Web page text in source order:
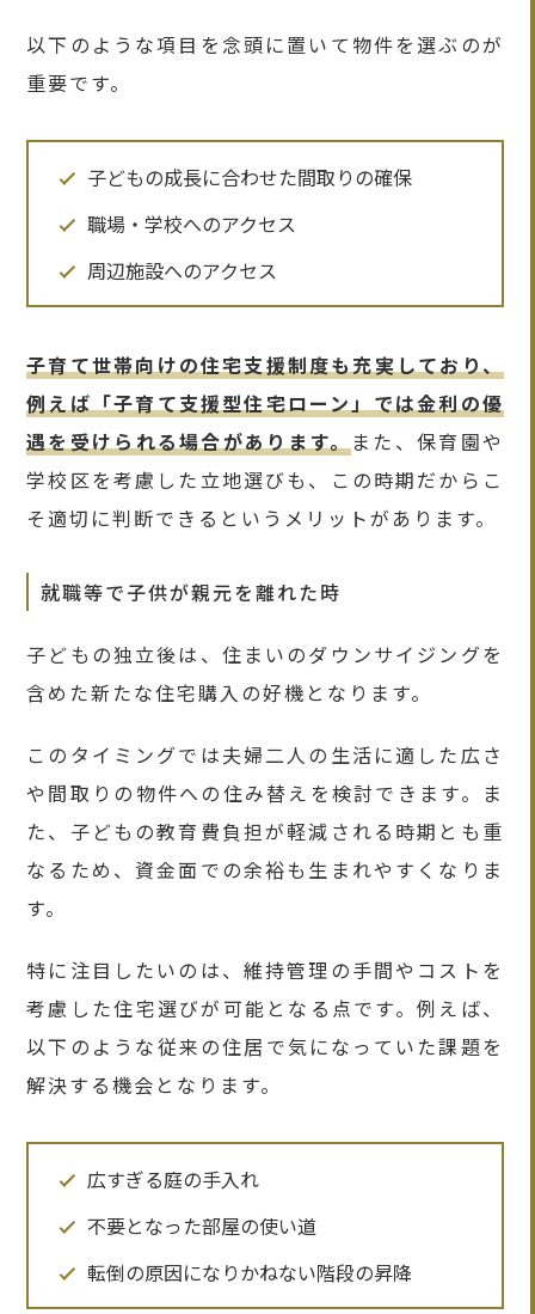
以下のような項目を念頭に置いて物件を選ぶのが
重要です。
子どもの成長に合わせた間取りの確保
職場・学校へのアクセス
周辺施設へのアクセス
子育て世帯向けの住宅支援制度も充実しており、
例えば「子育て支援型住宅ローン」では金利の優
遇を受けられる場合があります。また、保育園や
学校区を考慮した立地選びも、この時期だからこ
そ適切に判断できるというメリットがあります。
就職等で子供が親元を離れた時
子どもの独立後は、住まいのダウンサイジングを
含めた新たな住宅購入の好機となります。
このタイミングでは夫婦二人の生活に適した広さ
や間取りの物件への住み替えを検討できます。ま
た、子どもの教育費負担が軽減される時期とも重
なるため、資金面での余裕も生まれやすくなりま
す。
特に注目したいのは、維持管理の手間やコストを
考慮した住宅選びが可能となる点です。例えば、
以下のような従来の住居で気になっていた課題を
解決する機会となります。
広すぎる庭の手入れ
不要となった部屋の使い道
転倒の原因になりかねない階段の昇降